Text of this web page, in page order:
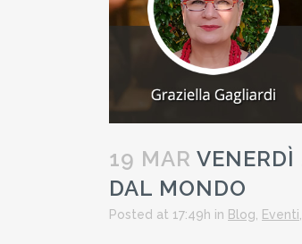
19 MAR
DAL MONDO
Posted at 17:49h in Blog, Eventi,